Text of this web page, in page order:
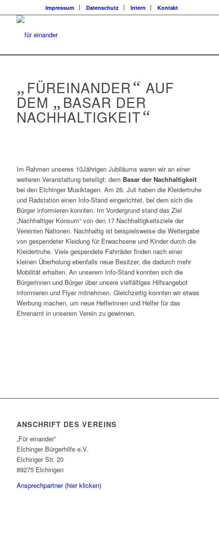
Impressum Datenschutz Intern Kontakt
„ FÜREINANDER“ AUF
DEM „ BASAR DER
NACHHALTIGKEIT“
Im Rahmen unseres 10Jährigen Jubiläums waren wir an einer
weiteren Veranstaltung beteiligt: dem Basar der Nachhaltigkeit
bei den Elchinger Musiktagen. Am 26. Juli haben die Kleidertruhe
und Radstation einen Info-Stand eingerichtet, bei dem sich die
Bürger informieren konnten. Im Vordergrund stand das Ziel
„Nachhaltiger Konsum“ von den 17 Nachhaltigkeitsziele der
Vereinten Nationen. Nachhaltig ist beispielsweise die Weitergabe
von gespendeter Kleidung für Erwachsene und Kinder durch die
Kleidertruhe. Viele gespendete Fahrräder finden nach einer
kleinen Überholung ebenfalls neue Besitzer, die dadurch mehr
Mobilität erhalten. An unserem Info-Stand konnten sich die
Bürgerinnen und Bürger über unsere vielfältiges Hilfsangebot
informieren und Flyer mitnehmen. Gleichzeitig konnten wir etwas
Werbung machen, um neue Helferinnen und Helfer für das
Ehrenamt in unserem Verein zu gewinnen.
ANSCHRIFT DES VEREINS
„Für einander”
Elchinger Bürgerhilfe e.V.
Elchinger Str. 20
89275 Elchingen
Ansprechpartner (hier klicken)